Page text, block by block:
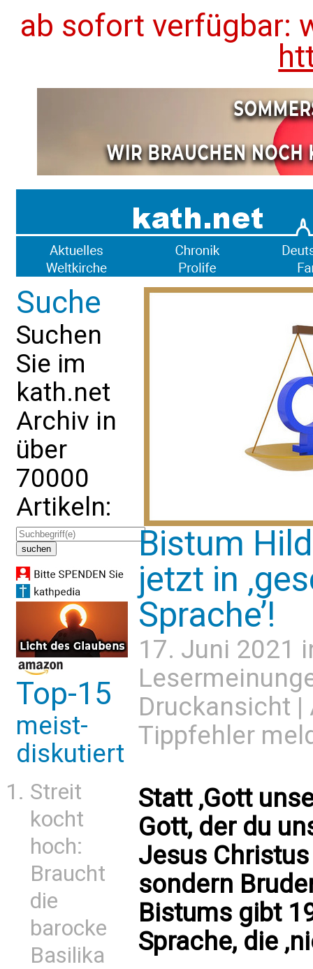
ab sofort verfügbar:
Suche
Suchen
Sie im
kath.net
Archiv in
über
70000
Artikeln:
Top-15
meist-
diskutiert
Streit
kocht
hoch:
Braucht
die
barocke
Basilika
Bistum
jetzt in
Sprache’!
17. Juni 2021
Druckansicht |
Tippfehler
Statt ‚Gott
Gott, der du
Jesus Christus
sondern
Bistums gibt
Sprache, die